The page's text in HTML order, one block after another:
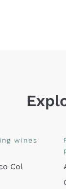
wines
Col